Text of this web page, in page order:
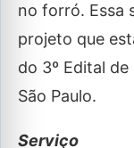
no forró. Essa
projeto que
do 3º Edital
São Paulo.
Serviço